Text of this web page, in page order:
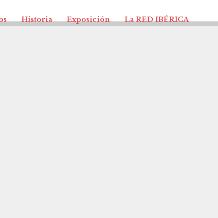
Historia Exposición La RED IBÉRICA